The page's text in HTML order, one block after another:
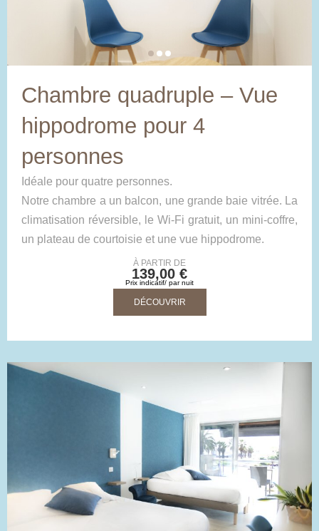
Chambre quadruple – Vue
hippodrome pour 4
personnes
Idéale pour quatre personnes.
Notre chambre a un balcon, une grande baie vitrée. La
climatisation réversible, le Wi-Fi gratuit, un mini-coffre,
un plateau de courtoisie et une vue hippodrome.
À PARTIR DE
139,00 €
Prix indicatif/ par nuit
DÉCOUVRIR